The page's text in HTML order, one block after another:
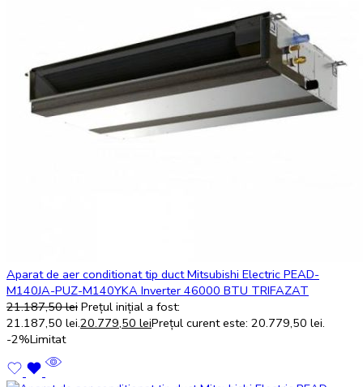
Aparat de aer conditionat tip duct Mitsubishi Electric PEAD-
M140JA-PUZ-M140YKA Inverter 46000 BTU TRIFAZAT
21.187,50lei Prețul inițial a fost:
21.187,50 lei.20.779,50 leiPrețul curent este: 20.779,50 lei.
-2%Limitat